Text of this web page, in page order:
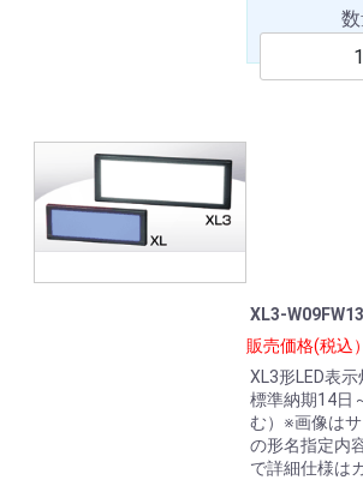
XL3-
販売価格(税込
XL3形LED表
標準納期14日
む）※画像は
の形名指定内
で詳細仕様は